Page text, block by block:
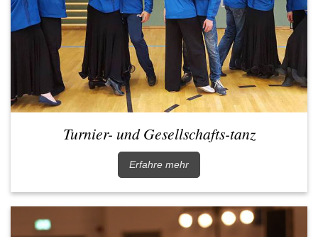
Turnier- und Gesellschafts-tanz
Erfahre mehr